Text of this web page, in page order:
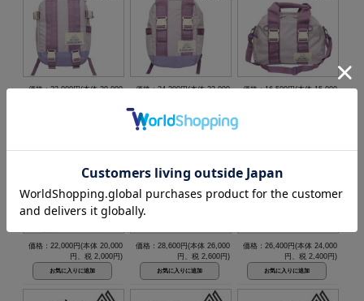
価格：22,000円(本体 20,000
価格：24,200円(本体 22,000
価格：16,500円(本体 15,000
価格：22,000円(本体 20,000
円、税 2,000円)
価格：28,600円(本体 26,000
円、税 2,600円)
価格：26,400円(本体 24,000
円、税 2,400円)